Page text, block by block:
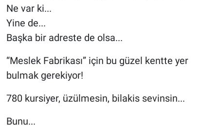
Ne var ki...
Yine de...
Başka bir adreste de olsa...
“Meslek Fabrikası” için bu güzel kentte yer
bulmak gerekiyor!
780 kursiyer, üzülmesin, bilakis sevinsin...
Bunu...